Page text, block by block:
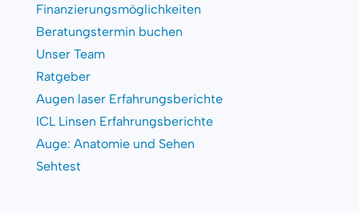
Finanzierungsmöglichkeiten
Beratungstermin buchen
Unser Team
Ratgeber
Augen laser Erfahrungsberichte
ICL Linsen Erfahrungsberichte
Auge: Anatomie und Sehen
Sehtest